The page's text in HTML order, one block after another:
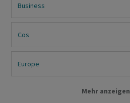
Business
Cos
Europe
Mehr anzeigen